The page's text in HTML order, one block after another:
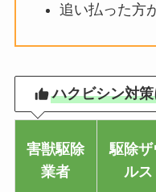
追い払った方
ハクビシン対
害獣駆除
業者
駆除ザ
ルス